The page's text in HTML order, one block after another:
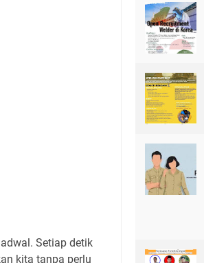
Setiap detik
kita tanpa perlu